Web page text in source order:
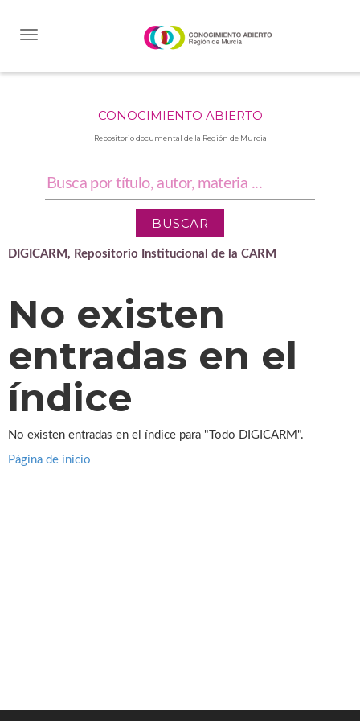
CONOCIMIENTO ABIERTO
Repositorio documental de la Región de Murcia
DIGICARM, Repositorio Institucional de la CARM
No existen
entradas en el
índice
No existen entradas en el índice para "Todo DIGICARM".
Página de inicio